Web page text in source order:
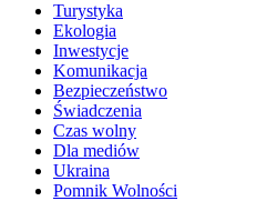
Turystyka
Ekologia
Inwestycje
Komunikacja
Bezpieczeństwo
Świadczenia
Czas wolny
Dla mediów
Ukraina
Pomnik Wolności